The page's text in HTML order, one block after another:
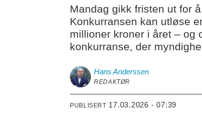
Mandag gikk fristen ut for
Konkurransen kan utløse
millioner kroner i året – og
konkurranse, der
Hans Anderssen
REDAKTØR
PUBLISERT 17.03.2026 - 07:39